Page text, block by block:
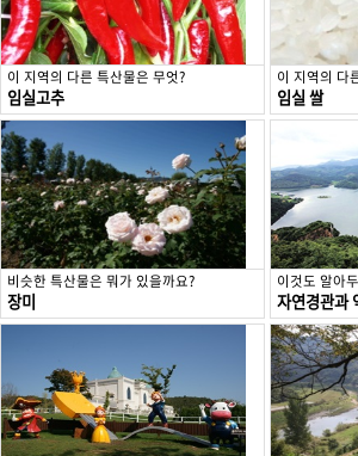
이 지역의 다른 특산물은 무엇?
임실고추
이 지역의 다
임실 쌀
비슷한 특산물은 뭐가 있을까요?
장미
이것도 알아